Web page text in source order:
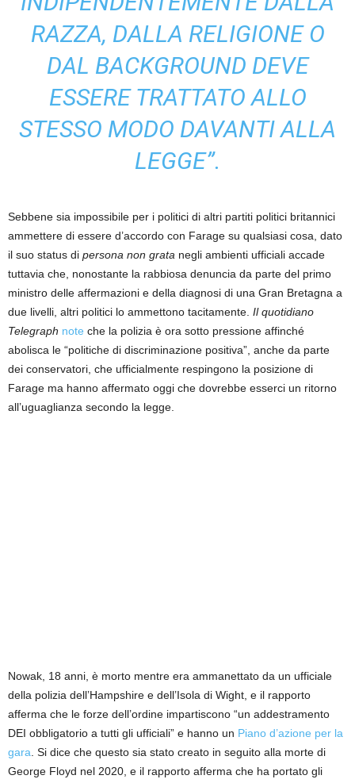
RAZZA, DALLA RELIGIONE O
DAL BACKGROUND DEVE
ESSERE TRATTATO ALLO
STESSO MODO DAVANTI ALLA
LEGGE”.
Sebbene sia impossibile per i politici di altri partiti politici britannici
ammettere di essere d’accordo con Farage su qualsiasi cosa, dato
il suo status di persona non grata negli ambienti ufficiali accade
tuttavia che, nonostante la rabbiosa denuncia da parte del primo
ministro delle affermazioni e della diagnosi di una Gran Bretagna a
due livelli, altri politici lo ammettono tacitamente. Il quotidiano
Telegraph note che la polizia è ora sotto pressione affinché
abolisca le “politiche di discriminazione positiva”, anche da parte
dei conservatori, che ufficialmente respingono la posizione di
Farage ma hanno affermato oggi che dovrebbe esserci un ritorno
all’uguaglianza secondo la legge.
Nowak, 18 anni, è morto mentre era ammanettato da un ufficiale
della polizia dell’Hampshire e dell’Isola di Wight, e il rapporto
afferma che le forze dell’ordine impartiscono “un addestramento
DEI obbligatorio a tutti gli ufficiali” e hanno un Piano d’azione per la
gara . Si dice che questo sia stato creato in seguito alla morte di
George Floyd nel 2020, e il rapporto afferma che ha portato gli